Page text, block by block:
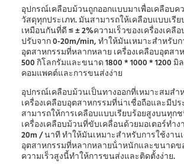
อุปกรณ์เคลือบม้วนถูกออกแบบมาเพื่อเคลือบค
วัสดุทุกประเภท. มันสามารถให้เคลือบแบบเรี
เหมือนกันที่ดี ≤ ± 2%ความเร็วของเครื่องเคลื
ปรับจาก 0-20m/min, ทําให้มันเหมาะสําหรับ
อุตสาหกรรมที่หลากหลาย เครื่องเคลือบอุตส
500 กิโลกรัมและขนาด 1800 * 1000 * 1200
คอมแพคต์และการขนส่งง่าย
อุปกรณ์เคลือบม้วนเป็นทางออกที่เหมาะสมสํา
เครื่องเคลือบอุตสาหกรรมที่น่าเชื่อถือและมีป
สามารถให้การเคลือบแบบเรียบร้อยสูงบนทุก
เครื่องเคลือบม้วนที่ขับเคลื่อนด้วยมอเตอร์ทํา
20m / นาที ทําให้มันเหมาะสําหรับการใช้งาน
อุตสาหกรรมที่หลากหลายน้ําหนักและขนาดข
ความเร็วสูงนี้ทําให้การขนส่งและติดตั้งง่าย.